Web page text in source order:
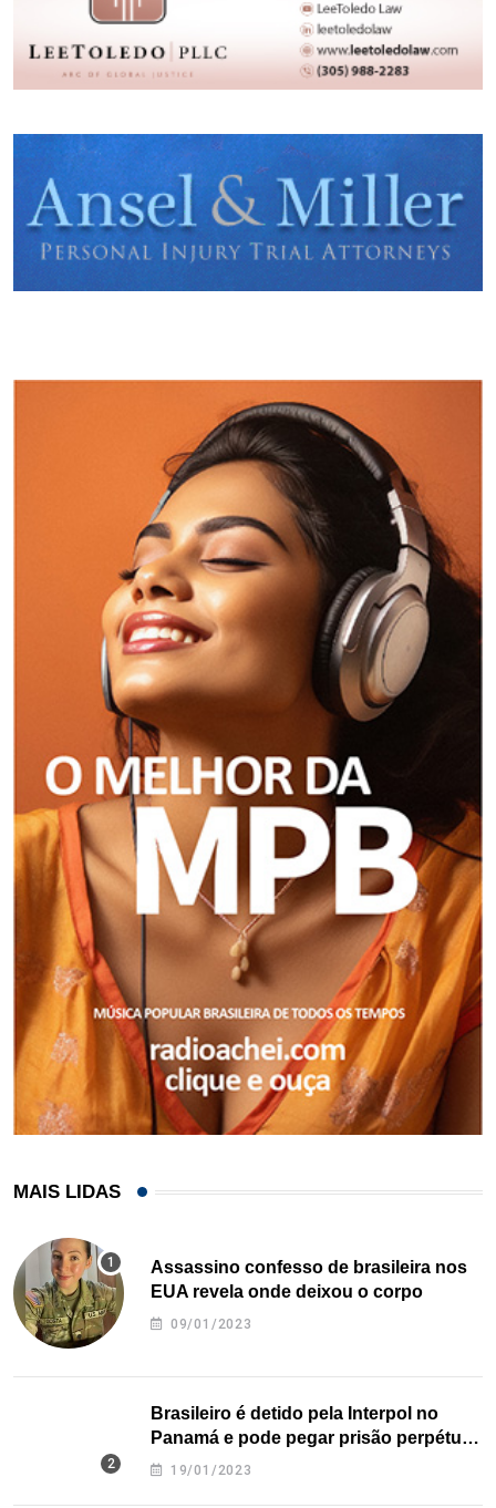
MAIS LIDAS
Assassino confesso de brasileira nos
EUA revela onde deixou o corpo
09/01/2023
Brasileiro é detido pela Interpol no
Panamá e pode pegar prisão perpétua
nos EUA
19/01/2023